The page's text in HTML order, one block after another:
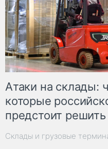
Атаки на склады:
которые
предстоит
Склады и грузовые